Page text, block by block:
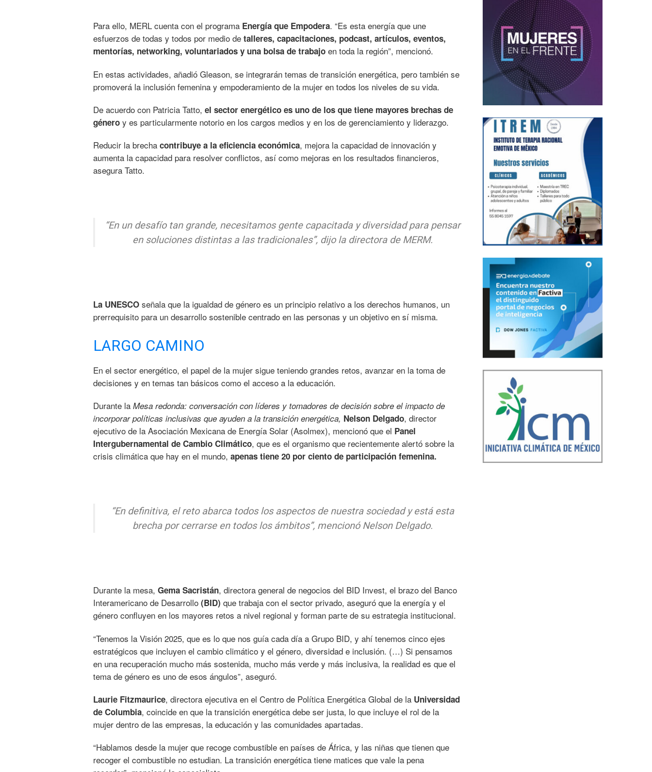
Para ello, MERL cuenta con el programa Energía que Empodera. “Es esta energía que une
esfuerzos de todas y todos por medio de talleres, capacitaciones, podcast, artículos, eventos,
mentorías, networking, voluntariados y una bolsa de trabajo en toda la región”, mencionó.
En estas actividades, añadió Gleason, se integrarán temas de transición energética, pero también se
promoverá la inclusión femenina y empoderamiento de la mujer en todos los niveles de su vida.
De acuerdo con Patricia Tatto, el sector energético es uno de los que tiene mayores brechas de
género y es particularmente notorio en los cargos medios y en los de gerenciamiento y liderazgo.
Reducir la brecha contribuye a la eficiencia económica, mejora la capacidad de innovación y
aumenta la capacidad para resolver conflictos, así como mejoras en los resultados financieros,
asegura Tatto.
“En un desafío tan grande, necesitamos gente capacitada y diversidad para pensar
en soluciones distintas a las tradicionales”, dijo la directora de MERM.
La UNESCO señala que la igualdad de género es un principio relativo a los derechos humanos, un
prerrequisito para un desarrollo sostenible centrado en las personas y un objetivo en sí misma.
LARGO CAMINO
En el sector energético, el papel de la mujer sigue teniendo grandes retos, avanzar en la toma de
decisiones y en temas tan básicos como el acceso a la educación.
Durante la Mesa redonda: conversación con líderes y tomadores de decisión sobre el impacto de
incorporar políticas inclusivas que ayuden a la transición energética, Nelson Delgado, director
ejecutivo de la Asociación Mexicana de Energía Solar (Asolmex), mencionó que el Panel
Intergubernamental de Cambio Climático, que es el organismo que recientemente alertó sobre la
crisis climática que hay en el mundo, apenas tiene 20 por ciento de participación femenina.
“En definitiva, el reto abarca todos los aspectos de nuestra sociedad y está esta
brecha por cerrarse en todos los ámbitos”, mencionó Nelson Delgado.
Durante la mesa, Gema Sacristán, directora general de negocios del BID Invest, el brazo del Banco
Interamericano de Desarrollo (BID) que trabaja con el sector privado, aseguró que la energía y el
género confluyen en los mayores retos a nivel regional y forman parte de su estrategia institucional.
“Tenemos la Visión 2025, que es lo que nos guía cada día a Grupo BID, y ahí tenemos cinco ejes
estratégicos que incluyen el cambio climático y el género, diversidad e inclusión. (…) Si pensamos
en una recuperación mucho más sostenida, mucho más verde y más inclusiva, la realidad es que el
tema de género es uno de esos ángulos”, aseguró.
Laurie Fitzmaurice, directora ejecutiva en el Centro de Política Energética Global de la Universidad
de Columbia, coincide en que la transición energética debe ser justa, lo que incluye el rol de la
mujer dentro de las empresas, la educación y las comunidades apartadas.
“Hablamos desde la mujer que recoge combustible en países de África, y las niñas que tienen que
recoger el combustible no estudian. La transición energética tiene matices que vale la pena